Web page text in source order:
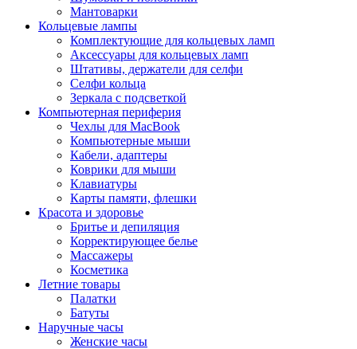
Мантоварки
Кольцевые лампы
Комплектующие для кольцевых ламп
Аксессуары для кольцевых ламп
Штативы, держатели для селфи
Селфи кольца
Зеркала с подсветкой
Компьютерная периферия
Чехлы для MacBook
Компьютерные мыши
Кабели, адаптеры
Коврики для мыши
Клавиатуры
Карты памяти, флешки
Красота и здоровье
Бритье и депиляция
Корректирующее белье
Массажеры
Косметика
Летние товары
Палатки
Батуты
Наручные часы
Женские часы